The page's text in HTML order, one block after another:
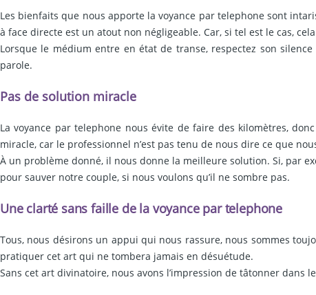
Les bienfaits que nous apporte la voyance par telephone sont
à face directe est un atout non négligeable. Car, si tel est le cas,
Lorsque le médium entre en état de transe, respectez son
parole.
Pas de solution miracle
La voyance par telephone nous évite de faire des kilomètres,
miracle, car le professionnel n’est pas tenu de nous dire ce que
À un problème donné, il nous donne la meilleure solution. Si, par
pour sauver notre couple, si nous voulons qu’il ne sombre pas.
Une clarté sans faille de la voyance par telephone
Tous, nous désirons un appui qui nous rassure, nous sommes
pratiquer cet art qui ne tombera jamais en désuétude.
Sans cet art divinatoire, nous avons l’impression de tâtonner